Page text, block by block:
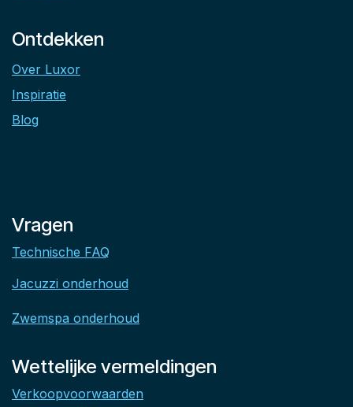
Ontdekken
Over Luxor
Inspiratie
Blog
Vragen
Technische FAQ
Jacuzzi onderhoud
Zwemspa onderhoud
Wettelijke vermeldingen
Verkoopvoorwaarden